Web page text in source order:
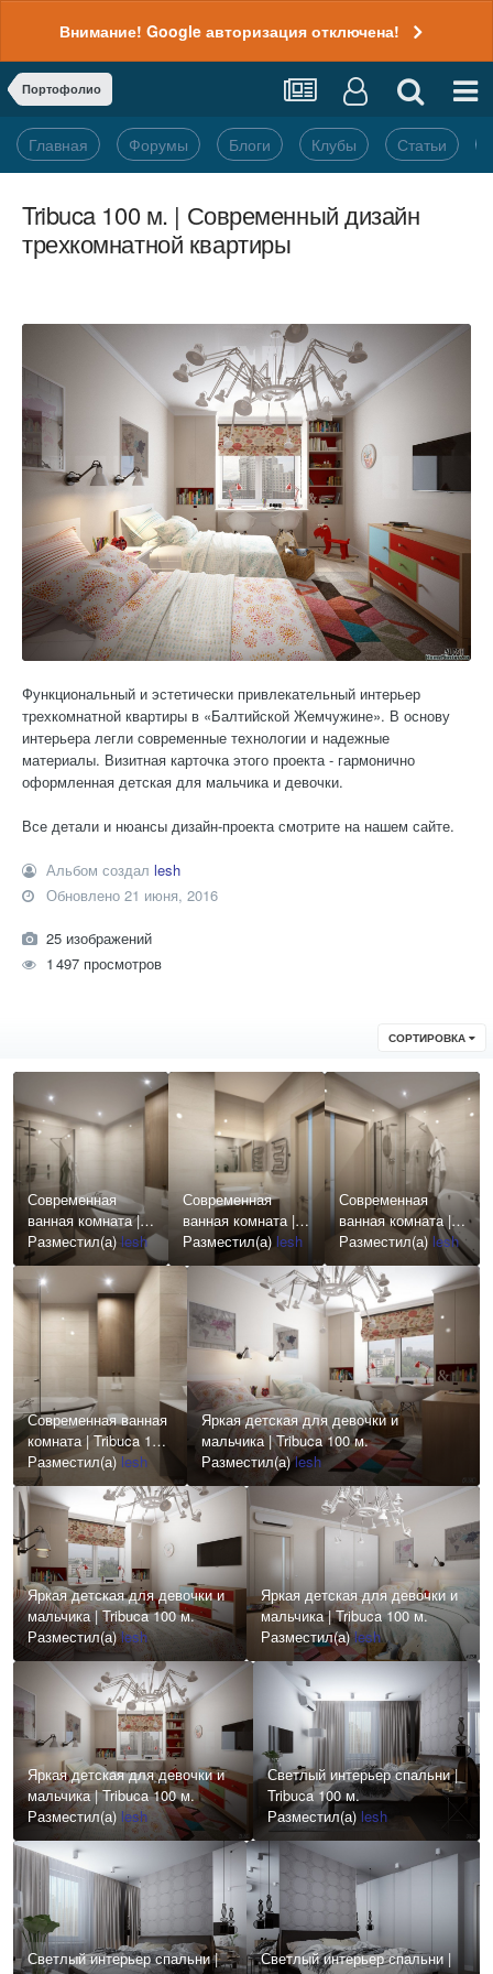
Внимание! Google авторизация отключена!
Портофолио
Главная Форумы Блоги Клубы Статьи
Tribuca 100 м. | Современный дизайн
трехкомнатной квартиры
Функциональный и эстетически привлекательный интерьер
трехкомнатной квартиры в «Балтийской Жемчужине». В основу
интерьера легли современные технологии и надежные
материалы. Визитная карточка этого проекта - гармонично
оформленная детская для мальчика и девочки.
Все детали и нюансы дизайн-проекта смотрите на нашем сайте.
Альбом создалlesh
Обновлено21 июня, 2016
25 изображений
1 497 просмотров
СОРТИРОВКА
Современная
ванная комната |
Tribuca 100 м.
Разместил(а) lesh
Современная
ванная комната |
Tribuca 100 м.
Разместил(а) lesh
Современная
ванная комната |
Tribuca 100 м.
Разместил(а) lesh
Современная ванная
комната | Tribuca 100
м.
Разместил(а)lesh
Яркая детская для девочки и
мальчика | Tribuca 100 м.
Разместил(а)lesh
Яркая детская для девочки и
мальчика | Tribuca 100 м.
Разместил(а)lesh
Яркая детская для девочки и
мальчика | Tribuca 100 м.
Разместил(а)lesh
Яркая детская для девочки и
мальчика | Tribuca 100 м.
Разместил(а) lesh
Светлый интерьер спальни |
Tribuca 100 м.
Разместил(а) lesh
Светлый интерьер спальни |
Светлый интерьер спальни |